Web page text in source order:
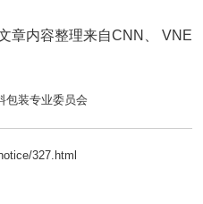
章内容整理来自CNN、 VNE
包装专业委员会
327.html